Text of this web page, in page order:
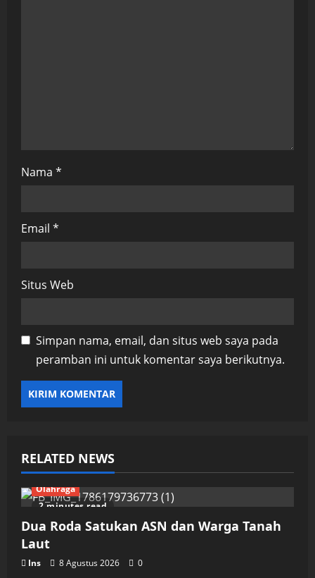
Nama *
Email *
Situs Web
Simpan nama, email, dan situs web saya pada
peramban ini untuk komentar saya berikutnya.
RELATED NEWS
2 minutes read
Olahraga
Dua Roda Satukan ASN dan Warga Tanah
Laut
Ins 8 Agustus 2026 0